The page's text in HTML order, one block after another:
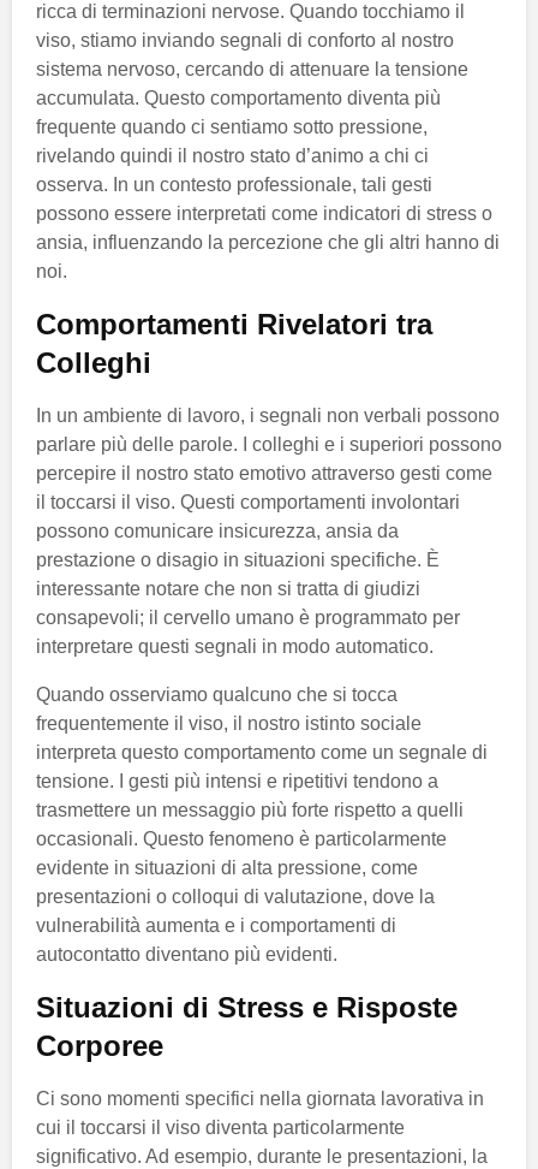
ricca di terminazioni nervose. Quando tocchiamo il
viso, stiamo inviando segnali di conforto al nostro
sistema nervoso, cercando di attenuare la tensione
accumulata. Questo comportamento diventa più
frequente quando ci sentiamo sotto pressione,
rivelando quindi il nostro stato d’animo a chi ci
osserva. In un contesto professionale, tali gesti
possono essere interpretati come indicatori di stress o
ansia, influenzando la percezione che gli altri hanno di
noi.
Comportamenti Rivelatori tra
Colleghi
In un ambiente di lavoro, i segnali non verbali possono
parlare più delle parole. I colleghi e i superiori possono
percepire il nostro stato emotivo attraverso gesti come
il toccarsi il viso. Questi comportamenti involontari
possono comunicare insicurezza, ansia da
prestazione o disagio in situazioni specifiche. È
interessante notare che non si tratta di giudizi
consapevoli; il cervello umano è programmato per
interpretare questi segnali in modo automatico.
Quando osserviamo qualcuno che si tocca
frequentemente il viso, il nostro istinto sociale
interpreta questo comportamento come un segnale di
tensione. I gesti più intensi e ripetitivi tendono a
trasmettere un messaggio più forte rispetto a quelli
occasionali. Questo fenomeno è particolarmente
evidente in situazioni di alta pressione, come
presentazioni o colloqui di valutazione, dove la
vulnerabilità aumenta e i comportamenti di
autocontatto diventano più evidenti.
Situazioni di Stress e Risposte
Corporee
Ci sono momenti specifici nella giornata lavorativa in
cui il toccarsi il viso diventa particolarmente
significativo. Ad esempio, durante le presentazioni, la